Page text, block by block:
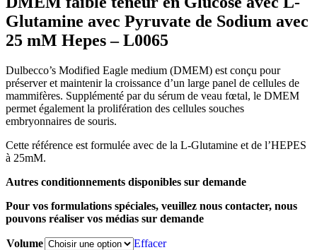
Glutamine avec Pyruvate de Sodium avec
25 mM Hepes – L0065
Dulbecco’s Modified Eagle medium (DMEM) est conçu pour
préserver et maintenir la croissance d’un large panel de cellules de
mammifères. Supplémenté par du sérum de veau fœtal, le DMEM
permet également la prolifération des cellules souches
embryonnaires de souris.
Cette référence est formulée avec de la L-Glutamine et de l’HEPES
à 25mM.
Autres conditionnements disponibles sur demande
Pour vos formulations spéciales, veuillez nous contacter, nous
pouvons réaliser vos médias sur demande
Volume
Effacer